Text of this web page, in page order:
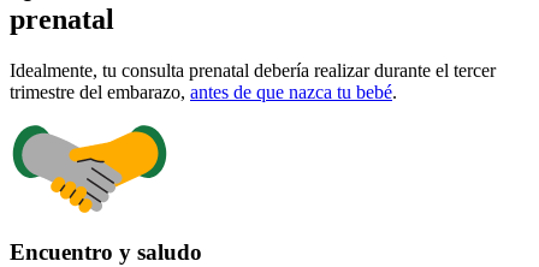
prenatal
Idealmente, tu consulta prenatal debería realizar durante el tercer
trimestre del embarazo, antes de que nazca tu bebé.
Encuentro y saludo